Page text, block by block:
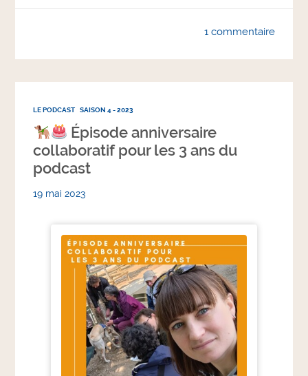
1 commentaire
LE PODCAST SAISON 4 - 2023
Épisode anniversaire
collaboratif pour les 3 ans du
podcast
19 mai 2023